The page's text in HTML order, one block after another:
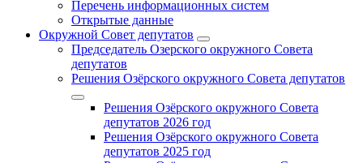
Перечень информационных систем
Открытые данные
Окружной Совет депутатов
Председатель Озерского окружного Совета
депутатов
Решения Озёрского окружного Совета депутатов
Решения Озёрского окружного Совета
депутатов 2026 год
Решения Озёрского окружного Совета
депутатов 2025 год